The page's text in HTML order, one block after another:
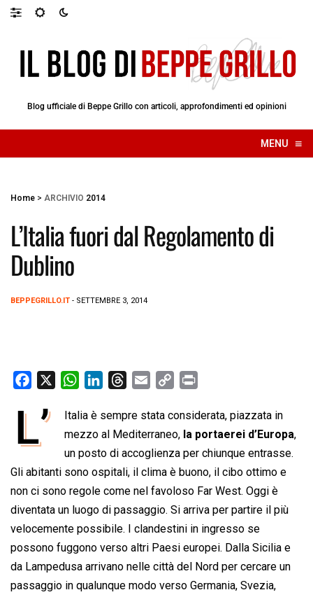
Blog ufficiale di Beppe Grillo con articoli, approfondimenti ed opinioni
MENU ≡
☰
Home > ARCHIVIO 2014
L’Italia fuori dal Regolamento di
Dublino
BEPPEGRILLO.IT - SETTEMBRE 3, 2014
o
o
k
W
a
t
s
A
p
p
n
k
e
d
I
n
r
e
a
d
s
a
i
l
p
y
L
i
n
k
i
n
t
L’
Italia è sempre stata considerata, piazzata in
mezzo al Mediterraneo, la portaerei d’Europa,
un posto di accoglienza per chiunque entrasse.
Gli abitanti sono ospitali, il clima è buono, il cibo ottimo e
non ci sono regole come nel favoloso Far West. Oggi è
diventata un luogo di passaggio. Si arriva per partire il più
velocemente possibile. I clandestini in ingresso se
possono fuggono verso altri Paesi europei. Dalla Sicilia e
da Lampedusa arrivano nelle città del Nord per cercare un
passaggio in qualunque modo verso Germania, Svezia,